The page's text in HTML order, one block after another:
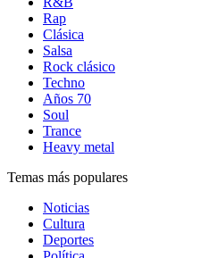
Rap
Clásica
Salsa
Rock clásico
Techno
Años 70
Soul
Trance
Heavy metal
Temas más populares
Noticias
Cultura
Deportes